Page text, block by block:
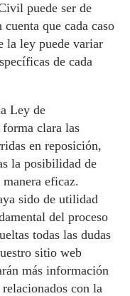
puede ser de
que cada caso
la ley puede variar
de cada
Ley de
clara las
en reposición,
la posibilidad de
eficaz.
sido de utilidad
del proceso
todas las dudas
sitio web
más información
con la